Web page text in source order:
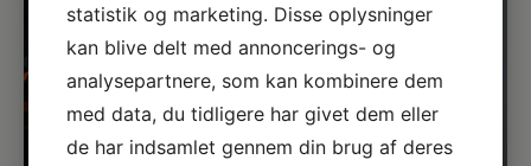
statistik og marketing. Disse oplysninger
kan blive delt med annoncerings- og
analysepartnere, som kan kombinere dem
med data, du tidligere har givet dem eller
de har indsamlet gennem din brug af deres